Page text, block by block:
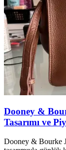
Dooney &
Tasarımı ve
Dooney & Bourke